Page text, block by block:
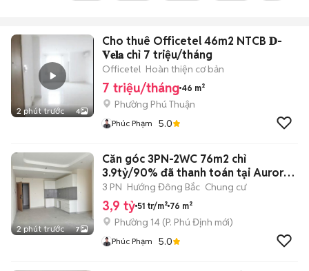
2 phút trước 4
Cho thuê Officetel 46m2 NTCB 𝐃-
𝐕𝐞𝐥𝐚 chỉ 7 triệu/tháng
Officetel Hoàn thiện cơ bản
7 triệu/tháng 46 m²
Phường Phú Thuận
Phúc Phạm 5.0
2 phút trước 7
Căn góc 3PN-2WC 76m2 chỉ
3.9tỷ/90% đã thanh toán tại Aurora
Residences
3 PN Hướng Đông Bắc Chung cư
3,9 tỷ 51 tr/m² 76 m²
Phường 14 (P. Phú Định mới)
Phúc Phạm 5.0